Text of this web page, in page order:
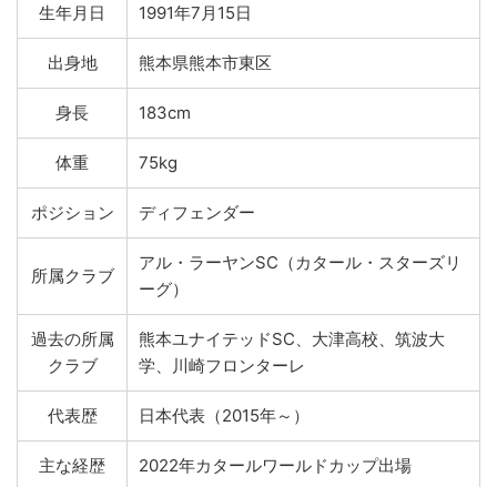
生年月日 1991年7月15日
出身地 熊本県熊本市東区
身長 183cm
体重 75kg
ポジション ディフェンダー
所属クラブ
アル・ラーヤンSC（カタール・スターズリ
ーグ）
過去の所属
クラブ
熊本ユナイテッドSC、大津高校、筑波大
学、川崎フロンターレ
代表歴 日本代表（2015年～）
主な経歴 2022年カタールワールドカップ出場